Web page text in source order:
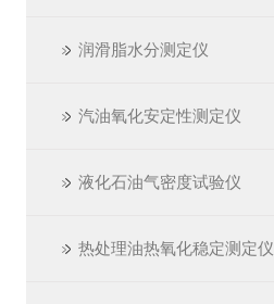
润滑脂水分测定仪
汽油氧化安定性测定仪
液化石油气密度试验仪
热处理油热氧化稳定测定仪